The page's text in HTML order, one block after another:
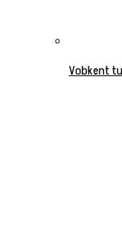
Vobkent